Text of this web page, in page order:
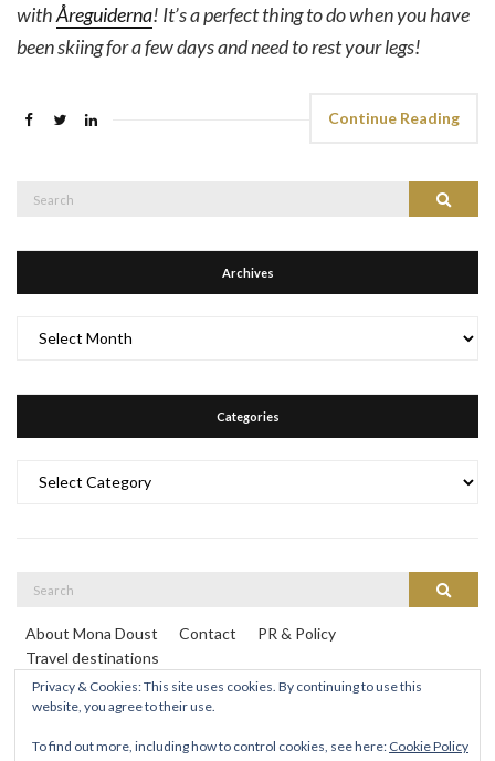
withÅreguiderna! It’s a perfect thing to do when you have
been skiing for a few days and need to rest your legs!
Continue Reading
Search
Archives
Categories
Search
About Mona Doust Contact
PR & Policy
Travel destinations
Privacy & Cookies: This site uses cookies. By continuing to use this
website, you agree to their use.
To find out more, including how to control cookies, see here: Cookie Policy